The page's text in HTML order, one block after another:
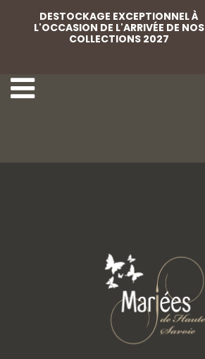
DESTOCKAGE EXCEPTIONNEL À
L'OCCASION DE L'ARRIVÉE DE NOS
COLLECTIONS 2027